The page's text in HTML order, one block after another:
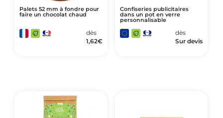
Palets 52 mm à fondre pour
faire un chocolat chaud
dès
1,62€
Confiseries publicitaires
dans un pot en verre
personnalisable
dès
Sur devis